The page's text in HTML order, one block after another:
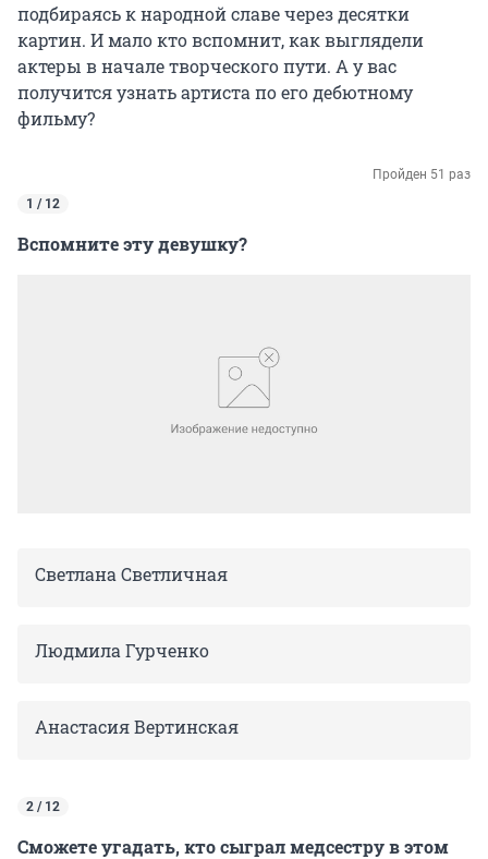
подбираясь к народной славе через десятки
картин. И мало кто вспомнит, как выглядели
актеры в начале творческого пути. А у вас
получится узнать артиста по его дебютному
фильму?
Пройден 51 раз
1 / 12
Вспомните эту девушку?
Светлана Светличная
Людмила Гурченко
Анастасия Вертинская
2 / 12
Сможете угадать, кто сыграл медсестру в этом